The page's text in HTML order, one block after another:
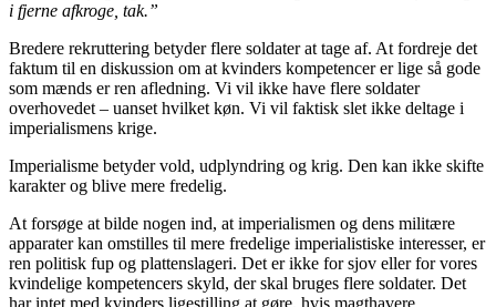
i fjerne afkroge, tak.”
Bredere rekruttering betyder flere soldater at tage af. At fordreje det
faktum til en diskussion om at kvinders kompetencer er lige så gode
som mænds er ren afledning. Vi vil ikke have flere soldater
overhovedet – uanset hvilket køn. Vi vil faktisk slet ikke deltage i
imperialismens krige.
Imperialisme betyder vold, udplyndring og krig. Den kan ikke skifte
karakter og blive mere fredelig.
At forsøge at bilde nogen ind, at imperialismen og dens militære
apparater kan omstilles til mere fredelige imperialistiske interesser, er
ren politisk fup og plattenslageri. Det er ikke for sjov eller for vores
kvindelige kompetencers skyld, der skal bruges flere soldater. Det
har intet med kvinders ligestilling at gøre, hvis magthavere